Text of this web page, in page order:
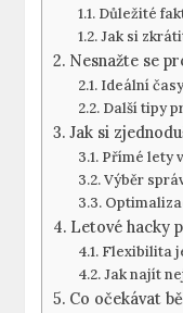
Důležité
Jak si
Nesnažte se
Ideální
Další tipy
Jak si
Přímé lety
Výběr
Letové hacky
Flexibilita
Jak najít
Co očekávat